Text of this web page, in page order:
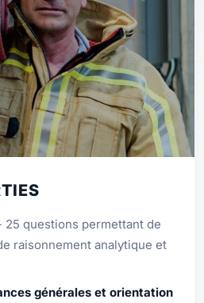
25 questions permettant de
raisonnement analytique et
générales et orientation